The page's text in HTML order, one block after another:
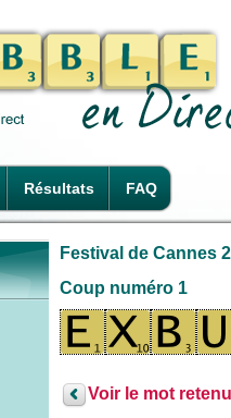
Résultats FAQ
Festival de Cannes
Coup numéro 1
Voir le mot